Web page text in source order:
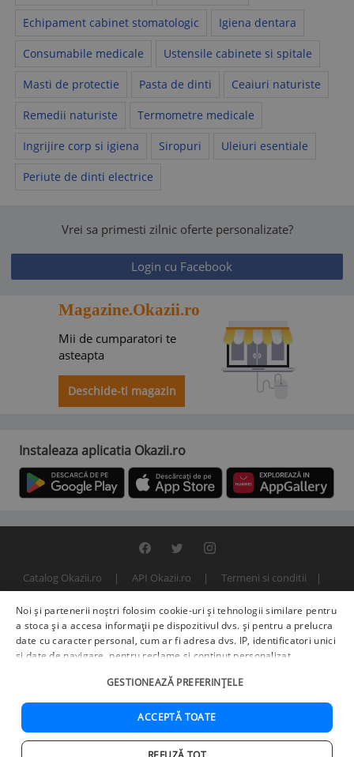
Echipament cabinet stomatologic Igiena dentara
Consumabile medicale Ustensile cabinete si spitale
Masti de protectie Pasta de dinti Ceaiuri naturiste
Remedii naturiste Termometre medicale
Ingrijire corp si igiena Siropuri Uleiuri esentiale
Periute de dinti electrice
Vrei sa primesti zilnic oferte personalizate?
Login cu Facebook
Magazine.Okazii.ro
Mii de cumparatori te
asteapta
Deschide-ti magazin
Instaleaza aplicatia Okazii.ro
Catalog Okazii.ro API Okazii.ro
Termeni si conditii
© 2000 - 2026 S.C. BITFACTOR S.R.L.
Noi și partenerii noștri folosim cookie-uri și tehnologii similare pentru
a stoca și a accesa informații pe dispozitivul dvs. și pentru a prelucra
date cu caracter personal, cum ar fi adresa dvs. IP, identificatori unici
și date de navigare, pentru reclame și conținut personalizat,
îmbunătățirea serviciilor.Furnizori terți (225)pot, de asemenea,
prelucra datele dvs. în aceste și alte scopuri, inclusiv folosind date
precise de geolocalizare și caracteristici ale dispozitivului. Opțiunile
dvs. se aplică doar acestui site web. Unii furnizori se pot baza pe
interes legitim în loc de consimțământ; aveți dreptul să vă opuneți în
GESTIONEAZĂ PREFERINȚELE
ACCEPTĂ TOATE